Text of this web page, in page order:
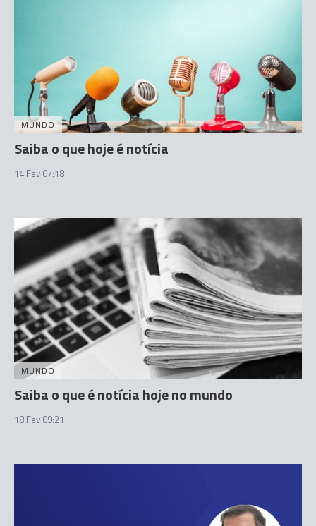
MUNDO
Saiba o que hoje é notícia
14 Fev 07:18
MUNDO
Saiba o que é notícia hoje no mundo
18 Fev 09:21